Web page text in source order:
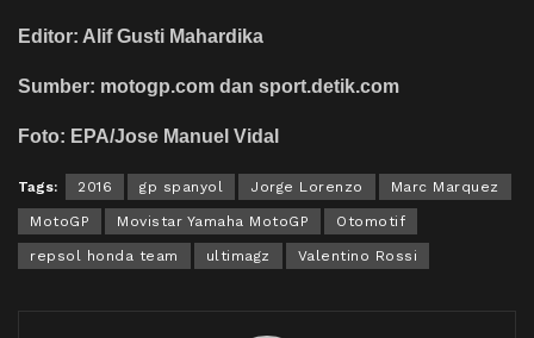
Editor: Alif Gusti Mahardika
Sumber: motogp.com dan sport.detik.com
Foto: EPA/Jose Manuel Vidal
Tags: 2016 gp spanyol Jorge Lorenzo Marc Marquez
MotoGP Movistar Yamaha MotoGP Otomotif
repsol honda team ultimagz Valentino Rossi